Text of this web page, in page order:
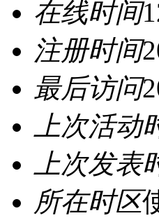
在线时间
注册时间
最后访问
上次活动
上次发表
所在时区